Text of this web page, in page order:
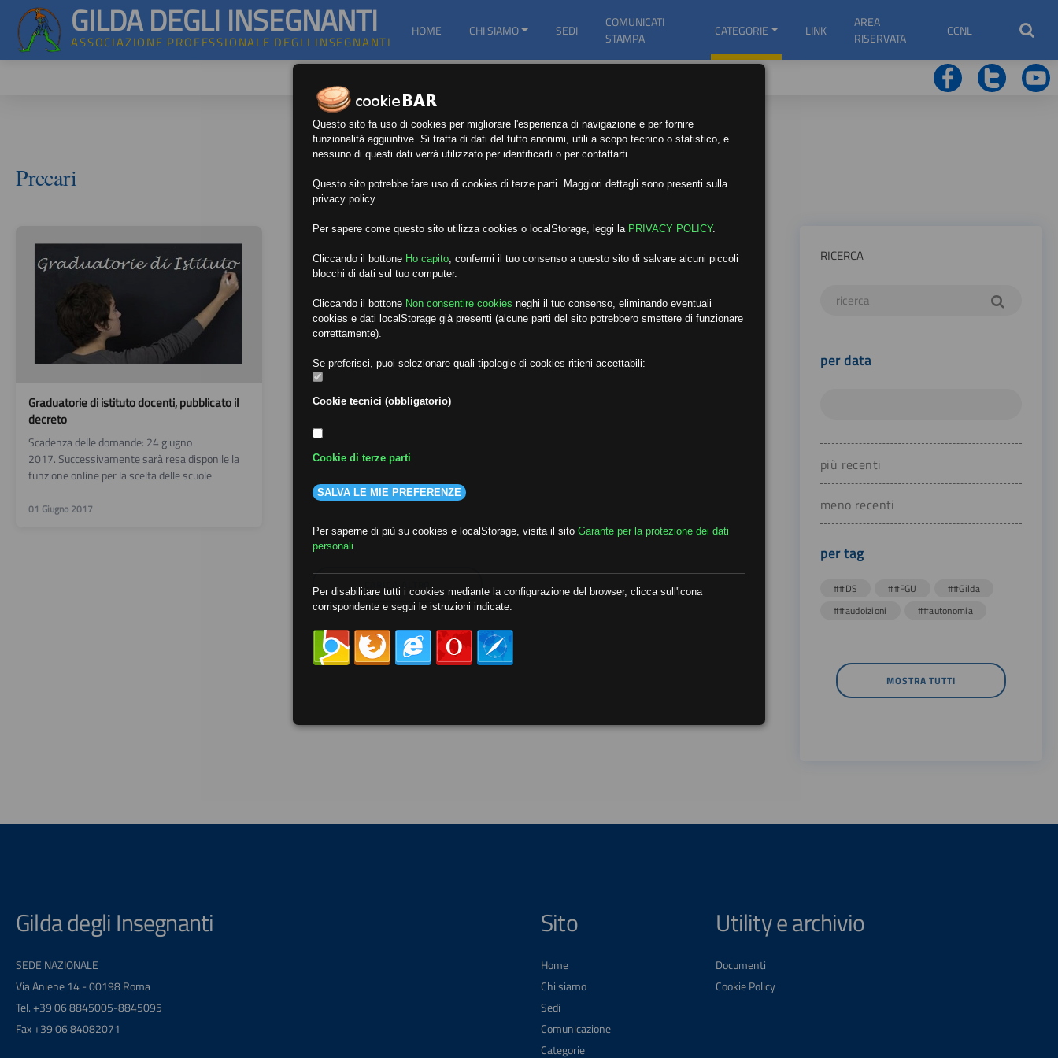
GILDA DEGLI INSEGNANTI
ASSOCIAZIONE PROFESSIONALE DEGLI INSEGNANTI
HOME CHI SIAMO SEDI
COMUNICATI
STAMPA
CATEGORIE LINK
AREA
RISERVATA
CCNL
Precari
Graduatorie di istituto docenti, pubblicato il
decreto
Scadenza delle domande: 24 giugno
2017. Successivamente sarà resa disponile la
funzione online per la scelta delle scuole
01 Giugno 2017
CARICA ALTRO
RICERCA
per data
più recenti
meno recenti
per tag
##DS ##FGU
##Gilda
##audoizioni
##autonomia
MOSTRA TUTTI
Gilda degli Insegnanti
SEDE NAZIONALE
Via Aniene 14 - 00198 Roma
Tel. +39 06 8845005-8845095
Fax +39 06 84082071
Sito
Home
Chi siamo
Sedi
Comunicazione
Categorie
Utility e archivio
Documenti
Cookie Policy
Questo sito fa uso di cookies per migliorare l'esperienza di navigazione e per fornire
funzionalità aggiuntive. Si tratta di dati del tutto anonimi, utili a scopo tecnico o statistico, e
nessuno di questi dati verrà utilizzato per identificarti o per contattarti.
Questo sito potrebbe fare uso di cookies di terze parti. Maggiori dettagli sono presenti sulla
privacy policy.
Per sapere come questo sito utilizza cookies o localStorage, leggi la PRIVACY POLICY.
Cliccando il bottone Ho capito, confermi il tuo consenso a questo sito di salvare alcuni piccoli
blocchi di dati sul tuo computer.
Cliccando il bottone Non consentire cookies neghi il tuo consenso, eliminando eventuali
cookies e dati localStorage già presenti (alcune parti del sito potrebbero smettere di funzionare
correttamente).
Se preferisci, puoi selezionare quali tipologie di cookies ritieni accettabili:
Cookie tecnici (obbligatorio)
Cookie di terze parti
SALVA LE MIE PREFERENZE
Per saperne di più su cookies e localStorage, visita il sito Garante per la protezione dei dati
personali.
Per disabilitare tutti i cookies mediante la configurazione del browser, clicca sull'icona
corrispondente e segui le istruzioni indicate: